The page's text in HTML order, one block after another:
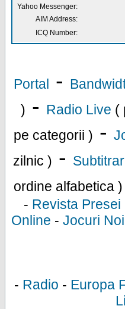
Yahoo Messenger:
AIM Address:
ICQ Number:
Portal -
) - Radio Live (
pe categorii ) -
zilnic ) -
ordine alfabetica )
- Revista Presei
Online - Jocuri Noi
- Radio - Europa